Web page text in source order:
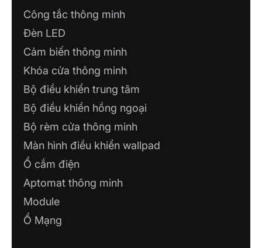
Công tắc thông minh
Đèn LED
Cảm biến thông minh
Khóa cửa thông minh
Bộ điều khiển trung tâm
Bộ điều khiển hồng ngoại
Bộ rèm cửa thông minh
Màn hình điều khiển wallpad
Ổ cắm điện
Aptomat thông minh
Module
Ổ Mạng